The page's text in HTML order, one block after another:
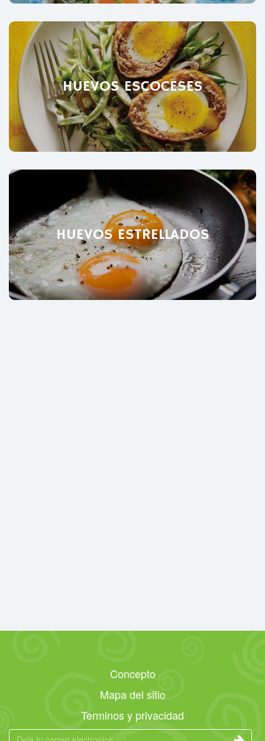
HUEVOS ESCOCESES
HUEVOS ESTRELLADOS
Concepto
Mapa del sitio
Terminos y privacidad